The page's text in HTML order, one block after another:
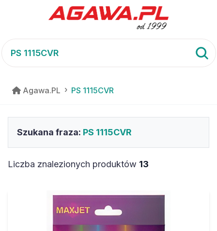
Agawa.PL PS 1115CVR
Szukana fraza: PS 1115CVR
Liczba znalezionych produktów 13